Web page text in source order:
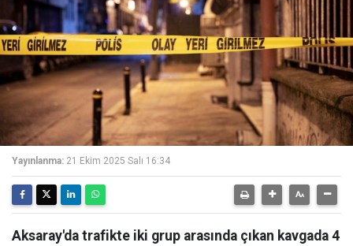
Yayınlanma: 21 Ekim 2025 Salı 16:34
Aksaray'da trafikte iki grup arasında çıkan kavgada 4